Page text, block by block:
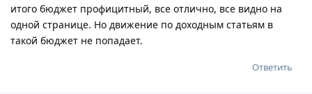
итого бюджет профицитный, все отлично, все видно на
одной странице. Но движение по доходным статьям в
такой бюджет не попадает.
Ответить